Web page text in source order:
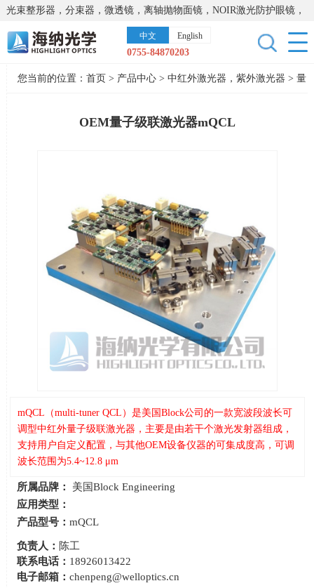
光束整形器，分束器，微透镜，离轴抛物面镜，NOIR激光防护眼镜，
太阳能模拟器，显微镜载物台，激光器，光谱仪，红外热像仪，激光
晶体
中文 English
0755-84870203
您当前的位置： 首页 > 产品中心> 中红外激光器，紫外激光器 > 量
OEM量子级联激光器mQCL
mQCL（multi-tuner QCL）是美国Block公司的一款宽波段波长可
调型中红外量子级联激光器，主要是由若干个激光发射器组成，
支持用户自定义配置，与其他OEM设备仪器的可集成度高，可调
波长范围为5.4~12.8 μm
所属品牌：
美国Block Engineering
应用类型：
产品型号：mQCL
负责人： 陈工
联系电话： 18926013422
电子邮箱：chenpeng@welloptics.cn